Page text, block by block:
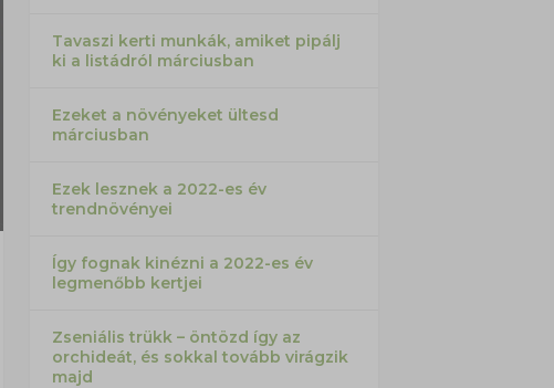
Tavaszi kerti munkák, amiket pipálj
ki a listádról márciusban
Ezeket a növényeket ültesd
márciusban
Ezek lesznek a 2022-es év
trendnövényei
Így fognak kinézni a 2022-es év
legmenőbb kertjei
Zseniális trükk – öntözd így az
orchideát, és sokkal tovább virágzik
majd